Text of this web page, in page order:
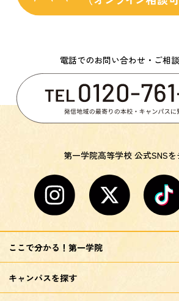
電話でのお問い合わせ・ご相
第一学院高等学校 公式SNSを
ここで分かる！第一学院
キャンパスを探す